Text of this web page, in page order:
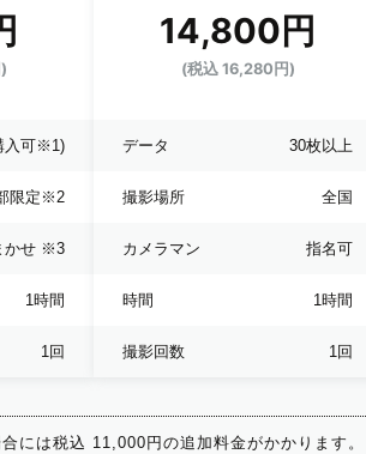
入可※1)
限定 ※2
かせ ※3
1時間
1回
14,800円
(税込 16,280円)
データ 30枚以上
撮影場所 全国
カメラマン 指名可
時間 1時間
撮影回数 1回
には税込 11,000円の追加料金がかかります